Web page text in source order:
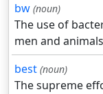
bw (noun)
The use of
men and
best (noun)
The supreme